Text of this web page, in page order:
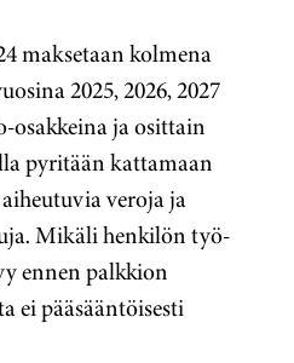
maksetaan kolmena
2025, 2026, 2027
ja osittain
pyritään kattamaan
veroja ja
Mikäli henkilön työ-
ennen palkkion
ei pääsääntöisesti